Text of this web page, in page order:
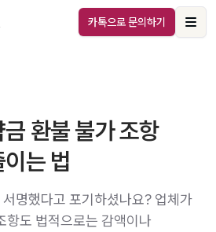
카톡으로 문의하기
환불 불가 조항
는 법
명했다고 포기하셨나요? 업체가
도 법적으로는 감액이나